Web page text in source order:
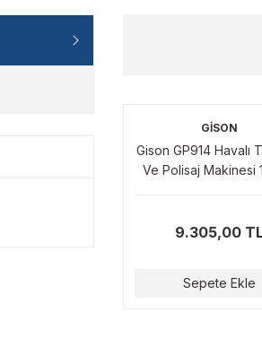
GİSON
Gison GP914 Havalı
Ve Polisaj Makinesi
9.305,00
Sepete Ekle